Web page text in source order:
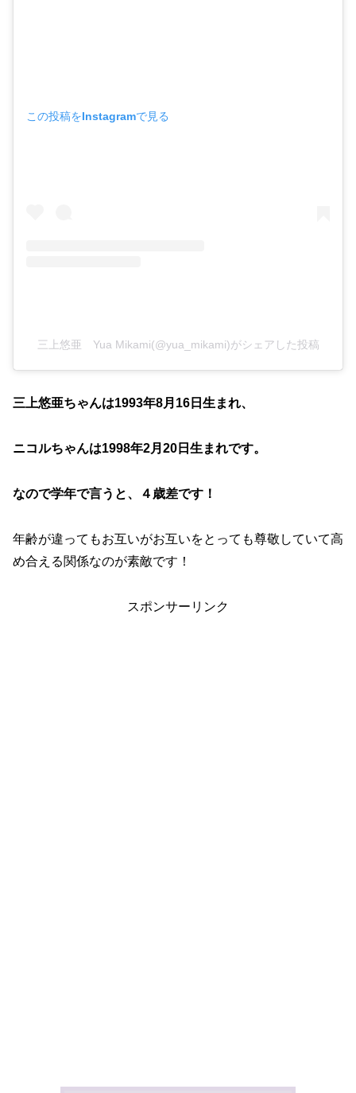
この投稿をInstagramで見る
三上悠亜 Yua Mikami(@yua_mikami)がシェアした投稿
三上悠亜ちゃんは1993年8月16日生まれ、
ニコルちゃんは1998年2月20日生まれです。
なので学年で言うと、４歳差です！
年齢が違ってもお互いがお互いをとっても尊敬していて高
め合える関係なのが素敵です！
スポンサーリンク